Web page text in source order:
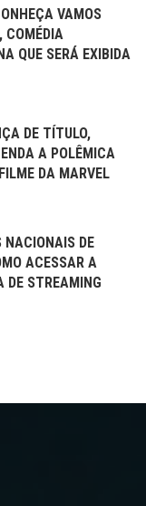
VAMOS
COMÉDIA
QUE SERÁ EXIBIDA
DE TÍTULO,
A POLÊMICA
DA MARVEL
DE
ACESSAR A
DE STREAMING